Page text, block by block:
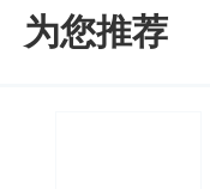
为您推荐